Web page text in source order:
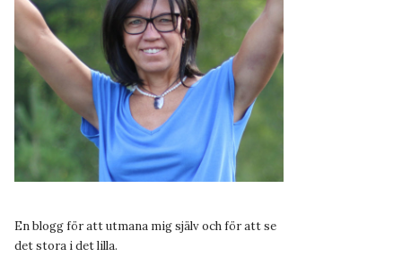
En blogg för att utmana mig själv och för att se
det stora i det lilla.